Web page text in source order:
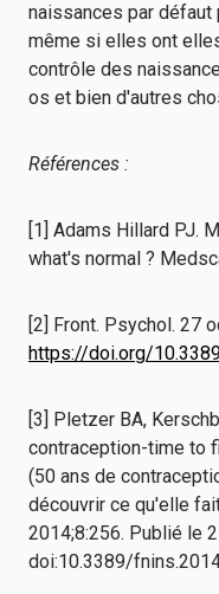
naissances par
même si elles ont
contrôle des
os et bien d'autres
Références :
[1] Adams Hillard PJ.
what's normal ?
[2] Front. Psychol. 27
https://doi.org/
[3] Pletzer BA,
contraception-time to
(50 ans de
découvrir ce qu'elle
2014;8:256. Publié le
doi:10.3389/